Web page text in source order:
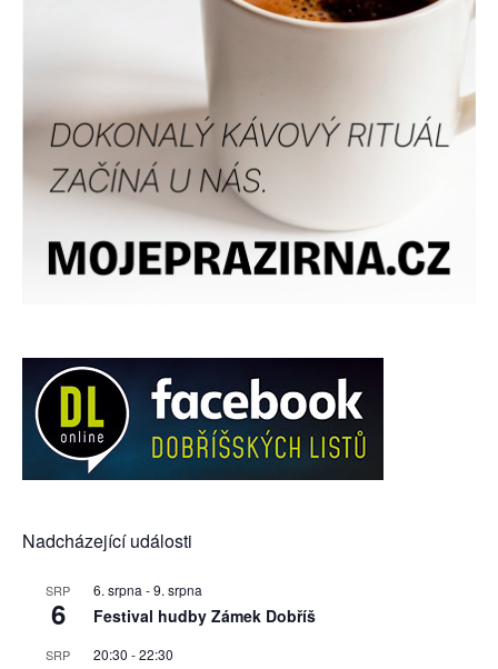
Nadcházející události
SRP
6
6. srpna -9. srpna
Festival hudby Zámek Dobříš
SRP 20:30 -22:30